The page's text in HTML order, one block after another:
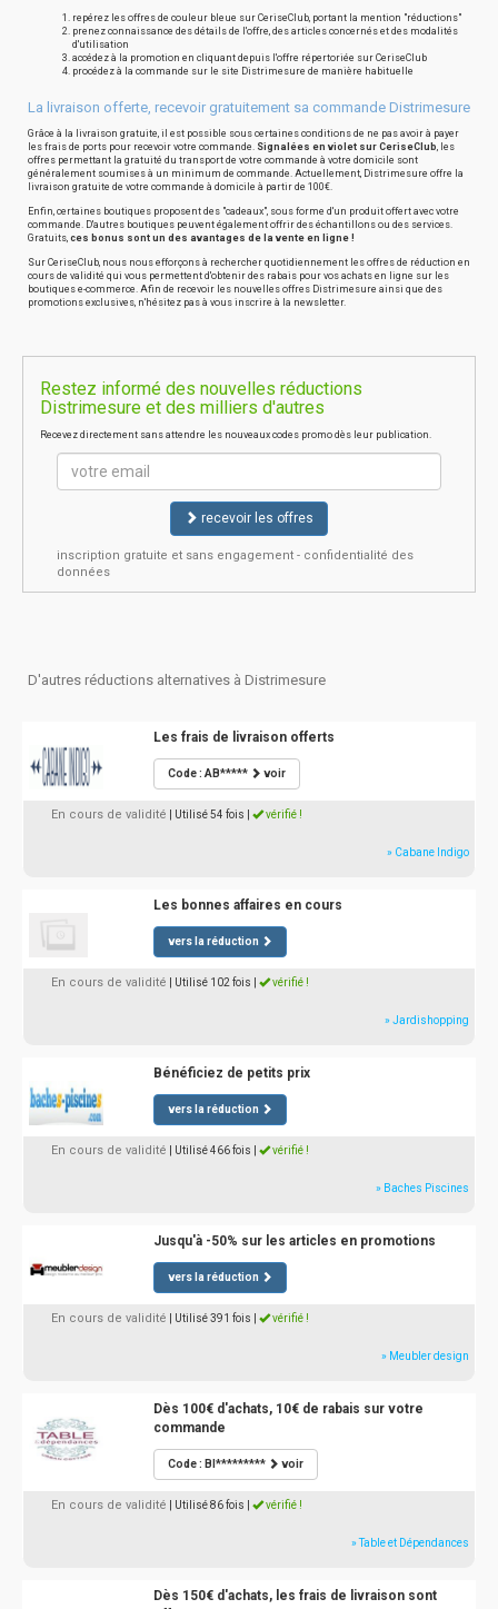
repérez les offres de couleur bleue sur CeriseClub, portant la mention "réductions"
prenez connaissance des détails de l'offre, des articles concernés et des modalités
d'utilisation
accédez à la promotion en cliquant depuis l'offre répertoriée sur CeriseClub
procédez à la commande sur le site Distrimesure de manière habituelle
La livraison offerte, recevoir gratuitement sa commande Distrimesure
Grâce à la livraison gratuite, il est possible sous certaines conditions de ne pas avoir à payer
les frais de ports pour recevoir votre commande. Signalées en violet sur CeriseClub, les
offres permettant la gratuité du transport de votre commande à votre domicile sont
généralement soumises à un minimum de commande. Actuellement, Distrimesure offre la
livraison gratuite de votre commande à domicile à partir de 100€.
Enfin, certaines boutiques proposent des "cadeaux", sous forme d'un produit offert avec votre
commande. D'autres boutiques peuvent également offrir des échantillons ou des services.
Gratuits, ces bonus sont un des avantages de la vente en ligne !
Sur CeriseClub, nous nous efforçons à rechercher quotidiennement les offres de réduction en
cours de validité qui vous permettent d'obtenir des rabais pour vos achats en ligne sur les
boutiques e-commerce. Afin de recevoir les nouvelles offres Distrimesure ainsi que des
promotions exclusives, n'hésitez pas à vous inscrire à la newsletter.
Restez informé des nouvelles réductions
Distrimesure et des milliers d'autres
Recevez directement sans attendre les nouveaux codes promo dès leur publication.
recevoir les offres
inscription gratuite et sans engagement - confidentialité des
données
D'autres réductions alternatives à Distrimesure
Les frais de livraison offerts
Code : AB***** voir
En cours de validité | Utilisé 54 fois vérifié !
» Cabane Indigo
Les bonnes affaires en cours
vers la réduction
En cours de validité | Utilisé 102 fois vérifié !
» Jardishopping
Bénéficiez de petits prix
vers la réduction
En cours de validité | Utilisé 466 fois vérifié !
» Baches Piscines
Jusqu'à -50% sur les articles en promotions
vers la réduction
En cours de validité | Utilisé 391 fois vérifié !
» Meubler design
Dès 100€ d'achats, 10€ de rabais sur votre
commande
Code : BI********* voir
En cours de validité | Utilisé 86 fois vérifié !
» Table et Dépendances
Dès 150€ d'achats, les frais de livraison sont